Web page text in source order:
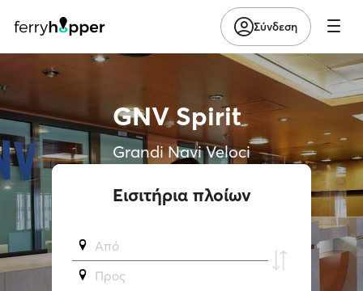
Σύνδεση
GNV Spirit
Grandi Navi Veloci
Εισιτήρια πλοίων
Από
Προς